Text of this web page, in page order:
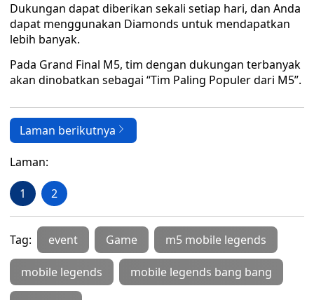
Dukungan dapat diberikan sekali setiap hari, dan Anda
dapat menggunakan Diamonds untuk mendapatkan
lebih banyak.
Pada Grand Final M5, tim dengan dukungan terbanyak
akan dinobatkan sebagai “Tim Paling Populer dari M5”.
Laman berikutnya
Laman:
1 2
Tag: event Game m5 mobile legends
mobile legends mobile legends bang bang